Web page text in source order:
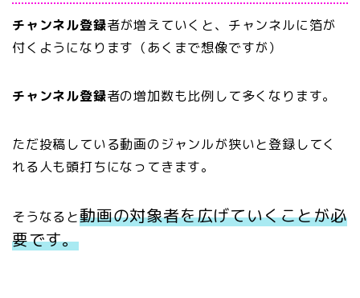
チャンネル登録者が増えていくと、チャンネルに箔が
付くようになります（あくまで想像ですが）
チャンネル登録者の増加数も比例して多くなります。
ただ投稿している動画のジャンルが狭いと登録してく
れる人も頭打ちになってきます。
そうなると動画の対象者を広げていくことが必
要です。